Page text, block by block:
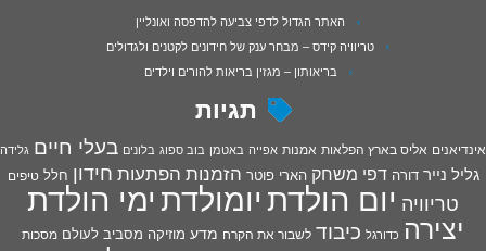
האתר הגדול לדפי צביעה להדפסה ואונליין
טריוויה קידס – מבחר ענק של חידונים לקטנים ולגדולים
בריאותון – מגזין בריאות להורים וילדים
תגיות
אינדיאנים אליס בארץ הפלאות אמנות אפייה באטמן בוב ספוג בלונים בעלי חיים גלידה
גליל נייר דורה דפי משחק הארי פוטר הזמנות הפתעות חידון חלל טיפים
טריוויה יום הולדתיומולדתימי הולדת
יצירה כדורגל כיבוד לשבור את הקרח מדע מוזיקה מסביב לעולם מסכות